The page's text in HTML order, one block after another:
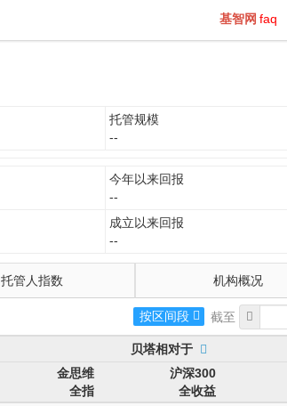
基智网 faq
托管规模
--
今年以来回报
--
成立以来回报
--
托管人指数 机构概况
按区间段
贝塔相对于
金思维
全指
沪深300
全收益